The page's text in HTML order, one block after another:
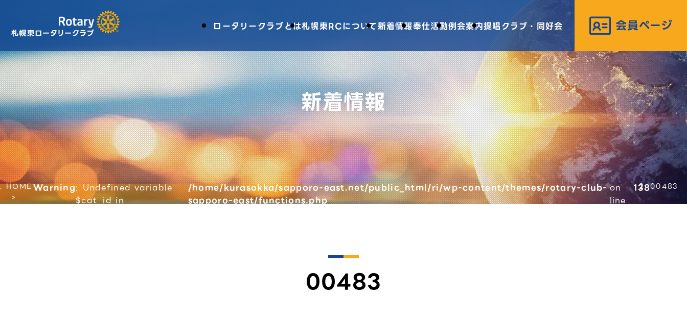
ロータリークラブとは札幌東RCについて新着情報奉仕活動例会案内提唱クラブ・同好会
新着情報
HOMEWarning: Undefined variable
$cat_id in
/home/kurasokka/sapporo-east.net/public_html/ri/wp-content/themes/rotary-club-
sapporo-east/functions.php
on
line
13800483
00483